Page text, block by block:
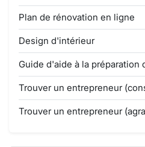
Plan de rénovation en ligne
Design d'intérieur
Guide d'aide à la préparation
Trouver un entrepreneur
Trouver un entrepreneur